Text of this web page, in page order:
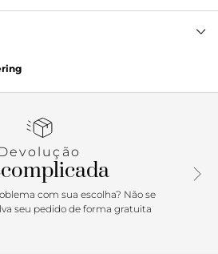
modelagem ajustada ao corpo,
leveza. As pregas laterais
com elastano, garante
justa Comprimento midi Decote
de pregas laterais
Devolução
com sua escolha? Não se
seu pedido de forma gratuita